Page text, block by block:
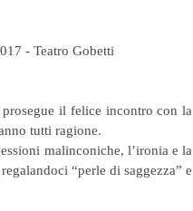
- Teatro Gobetti
il felice incontro con la
tutti ragione.
malinconiche, l’ironia e la
“perle di saggezza” e